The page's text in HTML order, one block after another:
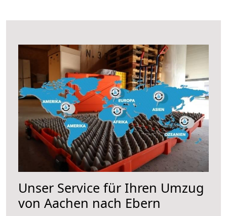
Unser Service für Ihren Umzug
von Aachen nach Ebern